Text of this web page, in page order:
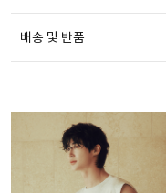
배송 및 반품